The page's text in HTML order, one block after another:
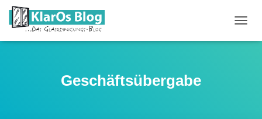
Geschäftsübergabe